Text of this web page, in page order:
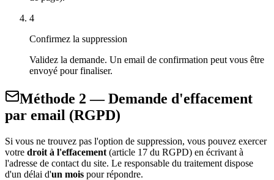
4
Confirmez la suppression
Validez la demande. Un email de confirmation peut vous être
envoyé pour finaliser.
Méthode 2 — Demande d'effacement
par email (RGPD)
Si vous ne trouvez pas l'option de suppression, vous pouvez exercer
votre droit à l'effacement (article 17 du RGPD) en écrivant à
l'adresse de contact du site. Le responsable du traitement dispose
d'un délai d'un mois pour répondre.